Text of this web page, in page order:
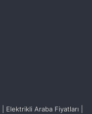
Elektrikli Araba Fiyatları |